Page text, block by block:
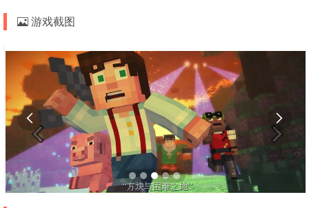
游戏截图
 